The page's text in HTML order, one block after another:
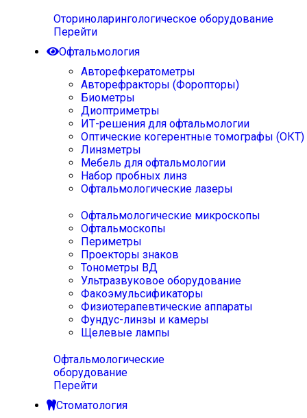
Оториноларингологическое оборудование
Перейти
Офтальмология
Авторефкератометры
Авторефракторы (Форопторы)
Биометры
Диоптриметры
ИТ-решения для офтальмологии
Оптические когерентные томографы (ОКТ)
Линзметры
Мебель для офтальмологии
Набор пробных линз
Офтальмологические лазеры
Офтальмологические микроскопы
Офтальмоскопы
Периметры
Проекторы знаков
Тонометры ВД
Ультразвуковое оборудование
Факоэмульсификаторы
Физиотерапевтические аппараты
Фундус-линзы и камеры
Щелевые лампы
Офтальмологические
оборудование
Перейти
Стоматология